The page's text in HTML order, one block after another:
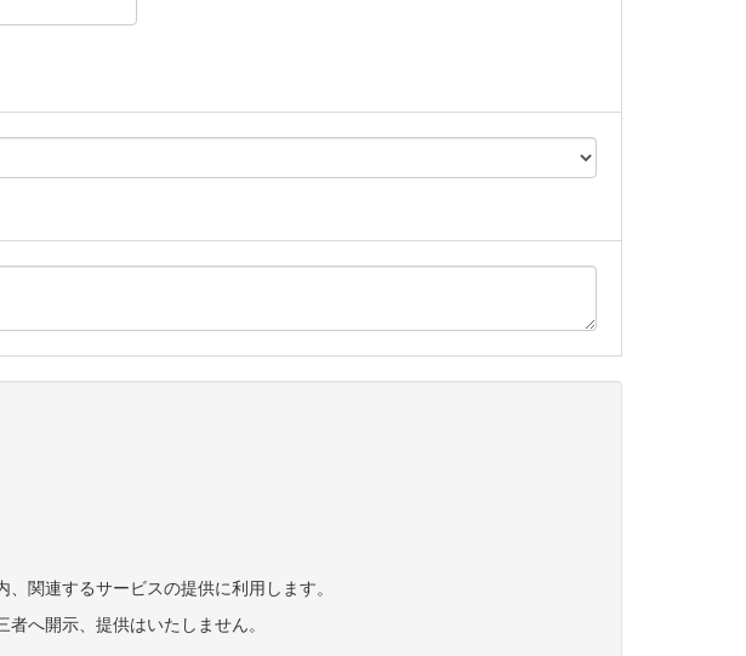
関連するサービスの提供に利用します。
へ開示、提供はいたしません。